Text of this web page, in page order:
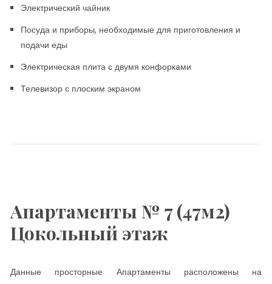
Электрический чайник
Посуда и приборы, необходимые для приготовления и
подачи еды
Электрическая плита с двумя конфорками
Телевизор с плоским экраном
Апартаменты № 7 (47м2)
Цокольный этаж
Данные просторные Апартаменты расположены на